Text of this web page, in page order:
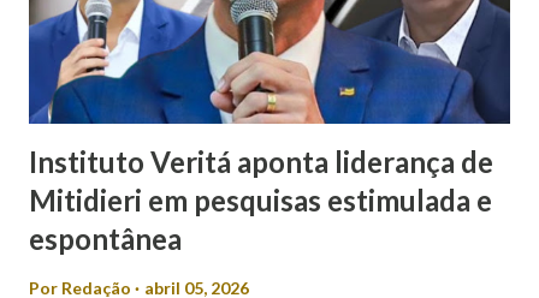
isso que Valmir de Francisquinho disse ao ser questionado
se a sua mulher poderia ser uma...
Instituto Veritá aponta liderança de
Mitidieri em pesquisas estimulada e
espontânea
Por Redação abril 05, 2026